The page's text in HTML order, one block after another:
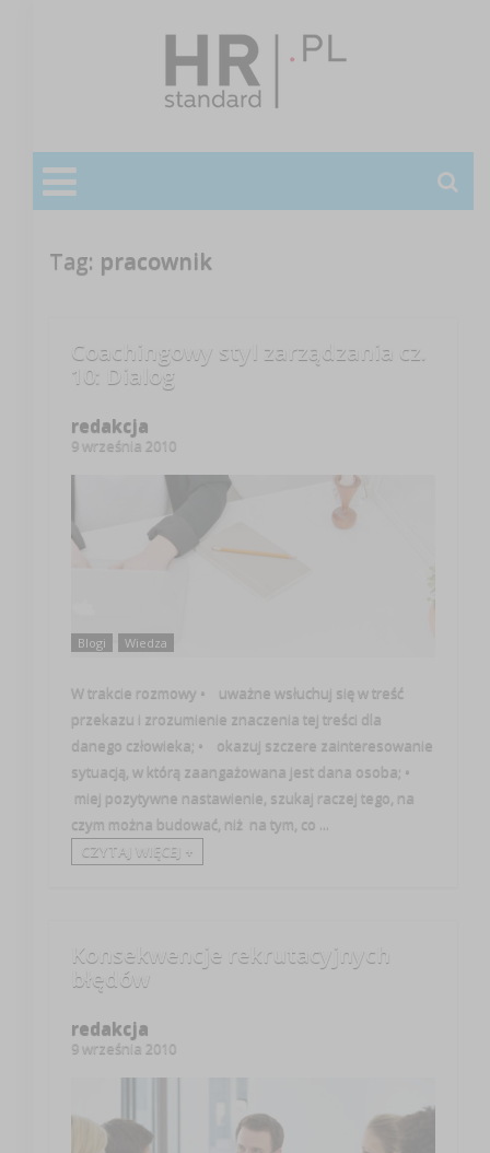
Tag: pracownik
Coachingowy styl zarządzania cz.
10: Dialog
redakcja
9 września 2010
Blogi Wiedza
W trakcie rozmowy • uważne wsłuchuj się w treść
przekazu i zrozumienie znaczenia tej treści dla
danego człowieka; • okazuj szczere zainteresowanie
sytuacją, w którą zaangażowana jest dana osoba; •
miej pozytywne nastawienie, szukaj raczej tego, na
czym można budować, niż na tym, co ...
CZYTAJ WIĘCEJ +
Konsekwencje rekrutacyjnych
błędów
redakcja
9 września 2010